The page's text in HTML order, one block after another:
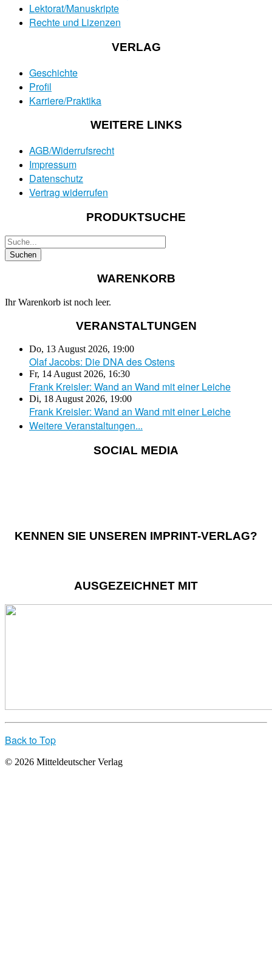
Lektorat/Manuskripte
Rechte und Lizenzen
VERLAG
Geschichte
Profil
Karriere/Praktika
WEITERE LINKS
AGB/Widerrufsrecht
Impressum
Datenschutz
Vertrag widerrufen
PRODUKTSUCHE
WARENKORB
Ihr Warenkorb ist noch leer.
VERANSTALTUNGEN
Do, 13 August 2026, 19:00
Olaf Jacobs: Die DNA des Ostens
Fr, 14 August 2026, 16:30
Frank Kreisler: Wand an Wand mit einer Leiche
Di, 18 August 2026, 19:00
Frank Kreisler: Wand an Wand mit einer Leiche
Weitere Veranstaltungen...
SOCIAL MEDIA
KENNEN SIE UNSEREN IMPRINT-VERLAG?
AUSGEZEICHNET MIT
Back to Top
© 2026 Mitteldeutscher Verlag